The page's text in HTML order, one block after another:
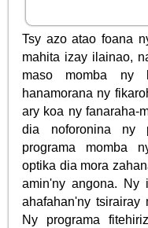
Tsy azo atao foana
mahita izay ilainao,
maso momba ny
hanamorana ny
ary koa ny fanaraha-
dia noforonina ny
programa momba
optika dia mora
amin'ny angona. Ny
ahafahan'ny tsirairay
Ny programa